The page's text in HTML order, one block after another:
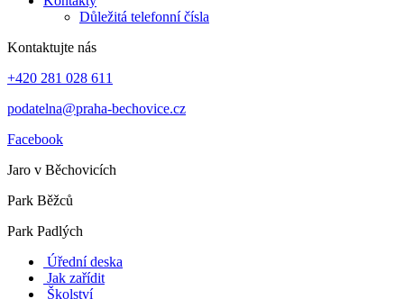
Důležitá telefonní čísla
Kontaktujte nás
+420 281 028 611
podatelna@praha-bechovice.cz
Facebook
Jaro v Běchovicích
Park Běžců
Park Padlých
Úřední deska
Jak zařídit
Školství